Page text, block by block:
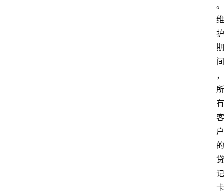
。
维
护
期
间
，
所
有
客
户
的
贷
记
卡